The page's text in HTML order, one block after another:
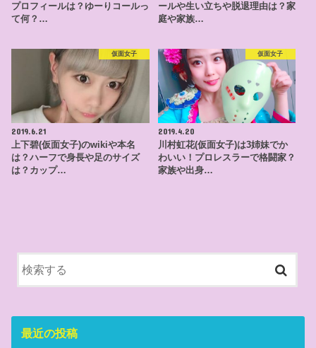
プロフィールは？ゆーりコールっ
て何？…
ールや生い立ちや脱退理由は？家
庭や家族…
仮面女子
2019.6.21
上下碧(仮面女子)のwikiや本名
は？ハーフで身長や足のサイズ
は？カップ…
仮面女子
2019.4.20
川村虹花(仮面女子)は3姉妹でか
わいい！プロレスラーで格闘家？
家族や出身…
最近の投稿